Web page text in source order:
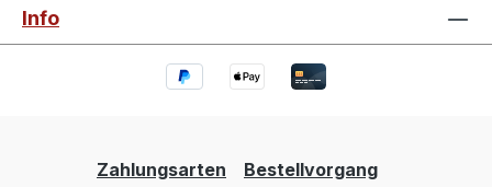
Info
Zahlungsarten
Bestellvorgang